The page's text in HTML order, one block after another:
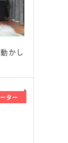
かし
ター